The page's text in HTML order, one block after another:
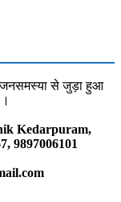
जनसमस्या से जुड़ा हुआ
Kedarpuram,
9897006101